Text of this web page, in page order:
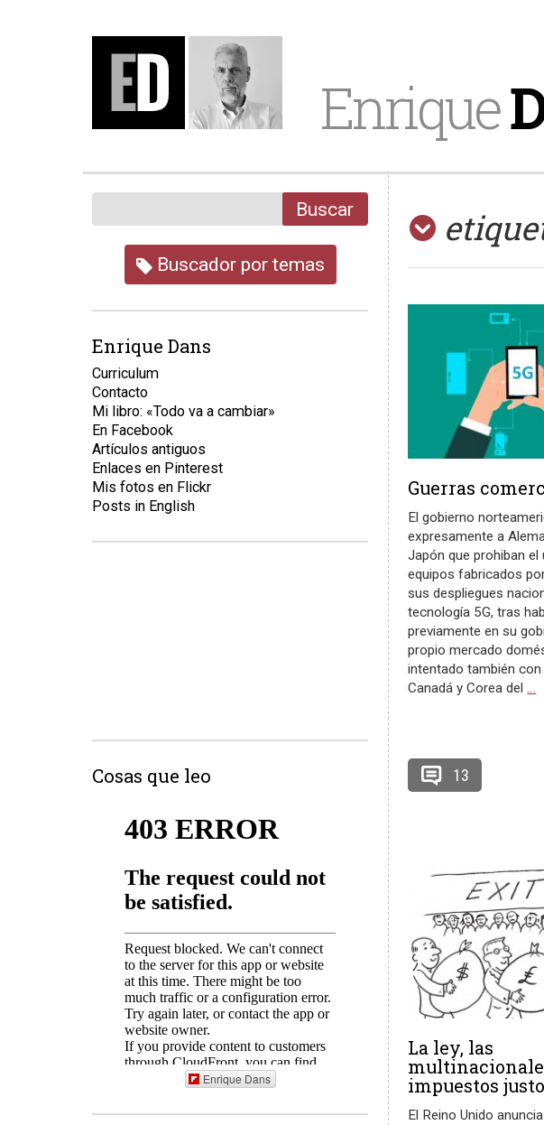
Enrique
Guerras
El gobierno
expresamente a
Japón que prohiban el
equipos fabricados
sus despliegues
tecnología 5G, tras
previamente en su
propio mercado
intentado también con
Canadá y Corea del…
13
La ley, las
impuestos
El Reino Unido
Buscar
Buscador por temas
Enrique Dans
Curriculum
Contacto
Mi libro: «Todo va a cambiar»
En Facebook
Artículos antiguos
Enlaces en Pinterest
Mis fotos en Flickr
Posts in English
Cosas que leo
Enrique Dans